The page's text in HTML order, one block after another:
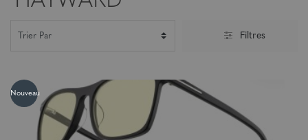
Filtres
Nouveau